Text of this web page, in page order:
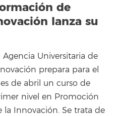
de
lanza su
Agencia Universitaria de
prepara para el
de abril un curso de
nivel en Promoción
la Innovación. Se trata de